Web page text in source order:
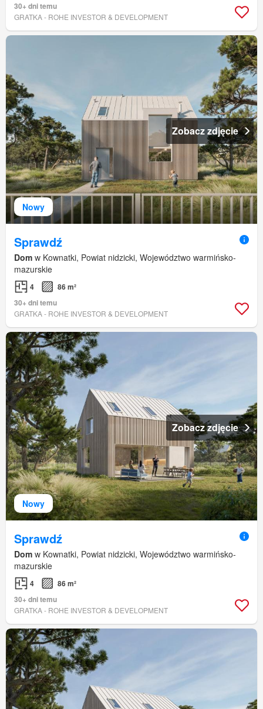
30+ dni temu
GRATKA - ROHE INVESTOR & DEVELOPMENT
Nowy
Zobacz zdjęcie
Sprawdź
Dom w Kownatki, Powiat nidzicki, Województwo warmińsko-
mazurskie
4
86 m²
30+ dni temu
GRATKA - ROHE INVESTOR & DEVELOPMENT
Nowy
Zobacz zdjęcie
Sprawdź
Dom w Kownatki, Powiat nidzicki, Województwo warmińsko-
mazurskie
4
86 m²
30+ dni temu
GRATKA - ROHE INVESTOR & DEVELOPMENT